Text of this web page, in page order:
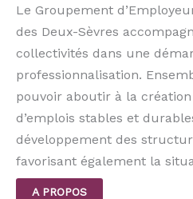
Le Groupement
des Deux-Sèvres
collectivités dans une
professionnalisation.
pouvoir aboutir à la
d’emplois stables et
développement des
favorisant également la
A PROPOS